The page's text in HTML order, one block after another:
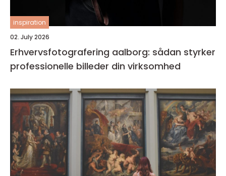
inspiration
02. July 2026
Erhvervsfotografering aalborg: sådan styrker
professionelle billeder din virksomhed